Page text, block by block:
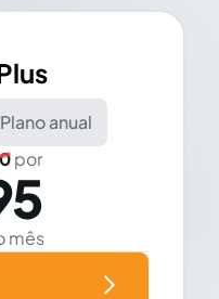
Plano anual
por
mês